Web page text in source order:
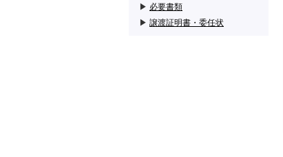
▶ 必要書類
▶ 譲渡証明書・委任状